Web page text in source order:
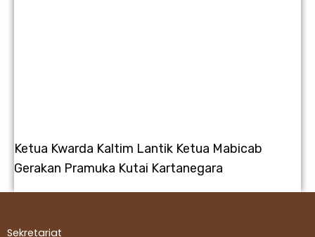
Ketua Kwarda Kaltim Lantik Ketua Mabicab
Gerakan Pramuka Kutai Kartanegara
Sekretariat